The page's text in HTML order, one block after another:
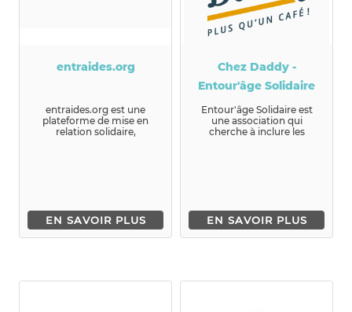
entraides.org
entraides.org est une
plateforme de mise en
relation solidaire,
EN SAVOIR PLUS
Chez Daddy -
Entour'âge Solidaire
Entour'âge Solidaire est
une association qui
cherche à inclure les
EN SAVOIR PLUS